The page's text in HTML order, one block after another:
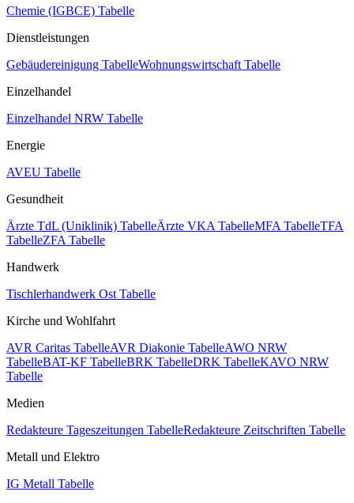
Chemie (IGBCE) Tabelle
Dienstleistungen
Gebäudereinigung TabelleWohnungswirtschaft Tabelle
Einzelhandel
Einzelhandel NRW Tabelle
Energie
AVEU Tabelle
Gesundheit
Ärzte TdL (Uniklinik) TabelleÄrzte VKA TabelleMFA TabelleTFA
TabelleZFA Tabelle
Handwerk
Tischlerhandwerk Ost Tabelle
Kirche und Wohlfahrt
AVR Caritas TabelleAVR Diakonie TabelleAWO NRW
TabelleBAT-KF TabelleBRK TabelleDRK TabelleKAVO NRW
Tabelle
Medien
Redakteure Tageszeitungen TabelleRedakteure Zeitschriften Tabelle
Metall und Elektro
IG Metall Tabelle